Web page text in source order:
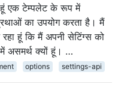
हूं एक टेम्पलेट के रूप में
का उपयोग करता है। मैं
हूं कि मैं अपनी सेटिंग्स को
असमर्थ क्यों हूं। …
options settings-api